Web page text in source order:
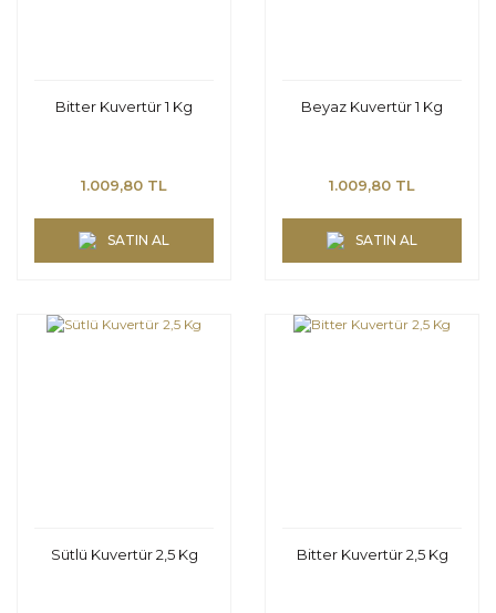
Bitter Kuvertür 1 Kg
1.009,80 TL
SATIN AL
Beyaz Kuvertür 1 Kg
1.009,80 TL
SATIN AL
Sütlü Kuvertür 2,5 Kg Bitter Kuvertür 2,5 Kg